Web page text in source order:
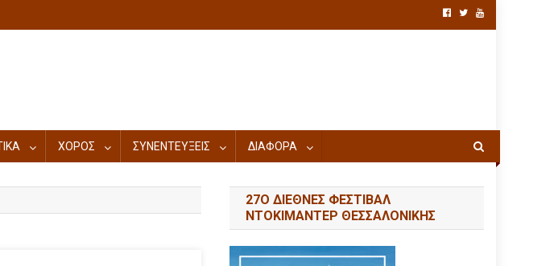
ΧΟΡΟΣ ΣΥΝΕΝΤΕΥΞΕΙΣ ΔΙΑΦΟΡΑ
27Ο ΔΙΕΘΝΕΣ ΦΕΣΤΙΒΑΛ
ΝΤΟΚΙΜΑΝΤΕΡ ΘΕΣΣΑΛΟΝΙΚΗΣ